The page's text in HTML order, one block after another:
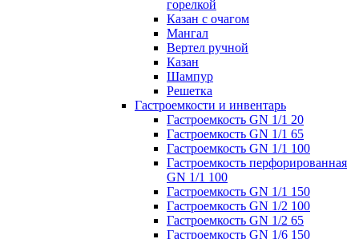
горелкой
Казан с очагом
Мангал
Вертел ручной
Казан
Шампур
Решетка
Гастроемкости и инвентарь
Гастроемкость GN 1/1 20
Гастроемкость GN 1/1 65
Гастроемкость GN 1/1 100
Гастроемкость перфорированная
GN 1/1 100
Гастроемкость GN 1/1 150
Гастроемкость GN 1/2 100
Гастроемкость GN 1/2 65
Гастроемкость GN 1/6 150